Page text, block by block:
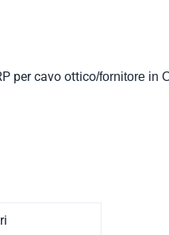
per cavo ottico/fornitore in